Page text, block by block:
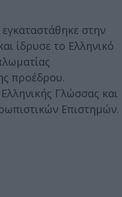
στην
ίδρυσε το Ελληνικό
προέδρου.
Γλώσσας και
Επιστημών.